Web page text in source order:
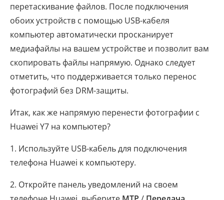
перетаскивание файлов. После подключения
обоих устройств с помощью USB-кабеля
компьютер автоматически просканирует
медиафайлы на вашем устройстве и позволит вам
скопировать файлы напрямую. Однако следует
отметить, что поддерживается только перенос
фотографий без DRM-защиты.
Итак, как же напрямую перенести фотографии с
Huawei Y7 на компьютер?
1. Используйте USB-кабель для подключения
телефона Huawei к компьютеру.
2. Откройте панель уведомлений на своем